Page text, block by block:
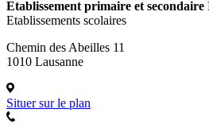
Etablissement primaire et
Etablissements scolaires
Chemin des Abeilles 11
1010 Lausanne
Situer sur le plan